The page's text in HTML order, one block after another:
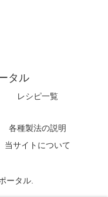
タル
レシピ一覧
各種製法の説明
当サイトについて
ータル.